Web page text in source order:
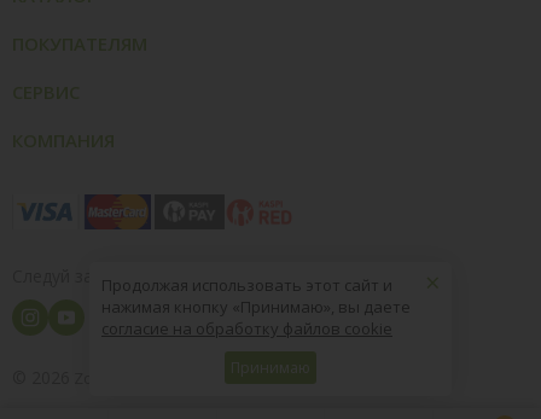
Следуй за нами
8 (800) 004-09-40
×
Продолжая использовать этот сайт и
нажимая кнопку «Принимаю», вы даете
согласие на обработку файлов cookie
Принимаю